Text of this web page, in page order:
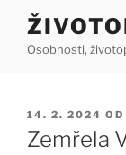
Přejít
obsahuOsobnosti,
PUBLIKOVÁNO
14. 2. 2024 OD
Zemřela